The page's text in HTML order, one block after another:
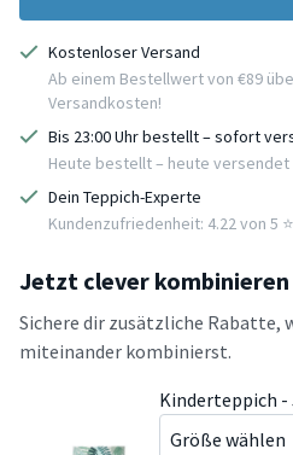
Kostenloser Versand
Ab einem Bestellwert von €89
Versandkosten!
Bis 23:00 Uhr bestellt – sofort
Heute bestellt – heute versendet
Dein Teppich-Experte
Kundenzufriedenheit: 4.22 von 5
Jetzt clever kombinieren
Sichere dir zusätzliche Rabatte,
miteinander kombinierst.
Kinderteppich -